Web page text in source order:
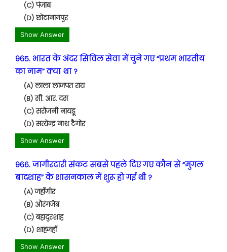
(C) पंजाब
(D) छोटानागपुर
Show Answer
965. भारत के अंदर सिविल सेवा में चुने गए “प्रथम भारतीय
का नाम” क्या था ?
(A) लाला लाजपत राय
(B) सी. आर. दस
(C) सरोजनी नायडू
(D) सत्येन्द्र नाथ टैगोर
Show Answer
966. जागीरदारी संकट सबसे पहले दिए गए कौन से “मुगल
बादशाह” के शासनकाल में शुरू हो गई थी ?
(A) जहाँगीर
(B) औरंगजेब
(C) बहादुरशाह
(D) शाहजहाँ
Show Answer